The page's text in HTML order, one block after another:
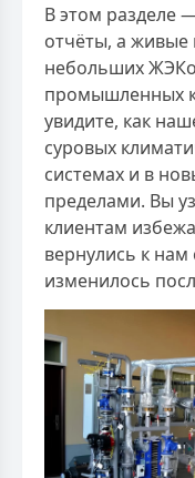
В этом разделе
отчёты, а живые
небольших
промышленных
увидите, как
суровых
системах и в
пределами. Вы
клиентам
вернулись к нам
изменилось